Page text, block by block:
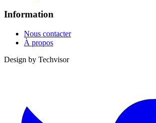
Information
Nous contacter
À propos
Design by Techvisor